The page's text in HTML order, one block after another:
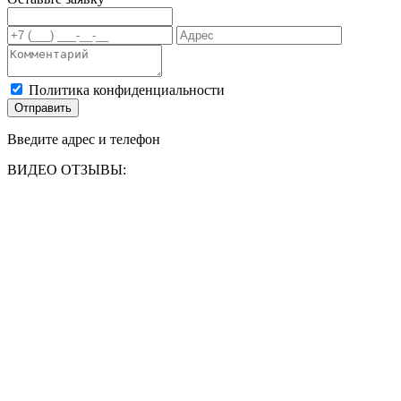
Политика конфиденциальности
Отправить
Введите адрес и телефон
ВИДЕО ОТЗЫВЫ: